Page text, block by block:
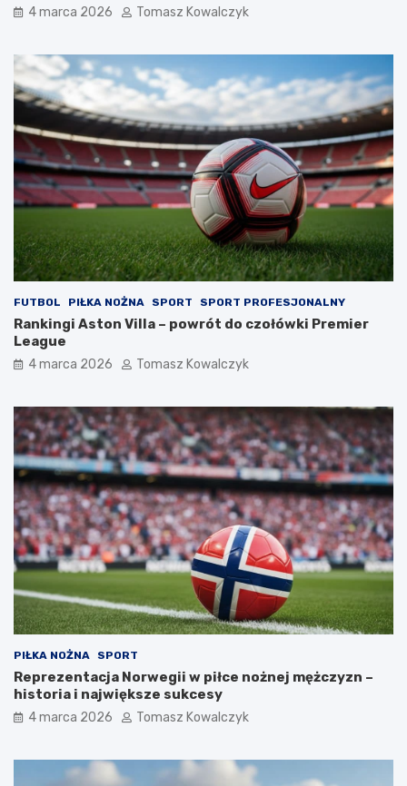
4 marca 2026 Tomasz Kowalczyk
FUTBOL PIŁKA NOŻNA SPORT SPORT PROFESJONALNY
Rankingi Aston Villa – powrót do czołówki Premier
League
4 marca 2026 Tomasz Kowalczyk
PIŁKA NOŻNA SPORT
Reprezentacja Norwegii w piłce nożnej mężczyzn –
historia i największe sukcesy
4 marca 2026 Tomasz Kowalczyk